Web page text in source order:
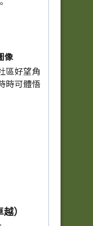
像
區好望角
時可體悟
）